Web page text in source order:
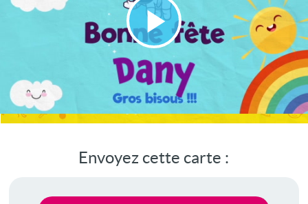
Lire
la
vidéo
Envoyez cette carte :